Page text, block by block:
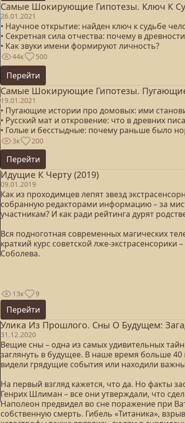
Самые Шокирующие Гипотезы. Ключ К
26.01.2021
• Научное открытие: найден ключ к судьбе
• Секретная сила отчества: почему в
• Как звуки имени формируют личность?
44к 500
Перейти
Самые Шокирующие Гипотезы.
19.01.2021
• Пугающие истории про домовых: ими
• Русский мат и откровение: что в древних
• Голые и бесстыдные: почему раньше было
3к 200
Перейти
Идущие К Черту (2019)
09.01.2019
Как из проходимцев лепят звезд
собранную редакторами информацию – за
участникам? И как ради рейтинга дурят
Вся подноготная современных магических
краткий курс советской лже-
Соболева.
13к 9
Перейти
Улика Из Прошлого. Сны О Будущем:
31.12.2020
Вещие сны – одна из самых удивительных
заглянуть в будущее. В наше время больше
видели грядущие события или находили
На первый взгляд кажется, что да. Но факты
Генрих Шлиман – все они утверждали, что
Наполеон предвидел во сне поражение при
собственную смерть. Гибель «Титаника»,